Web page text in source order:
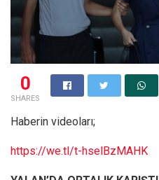
0
SHARES
Haberin videoları;
https://we.tl/t-hselBzMAHK